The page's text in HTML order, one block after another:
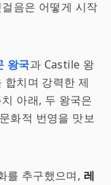
음은 어떻게 시작
왕국과 Castile 왕
합치며 강력한 제
아래, 두 왕국은
화적 번영을 맛보
를 추구했으며, 레